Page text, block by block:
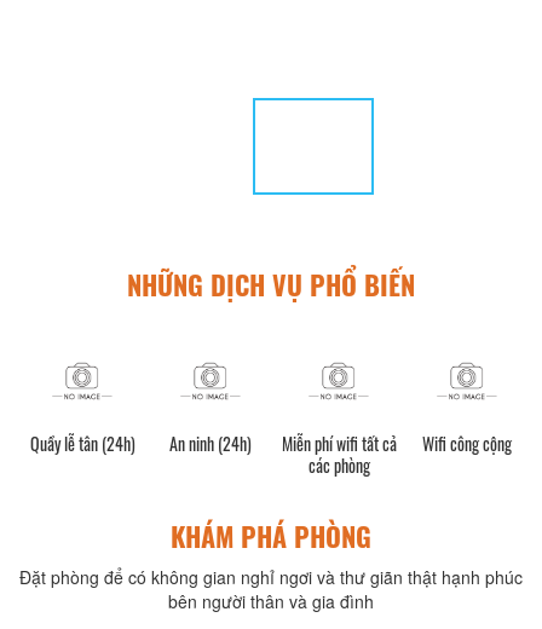
NHỮNG DỊCH VỤ PHỔ BIẾN
Quầy lễ tân (24h) An ninh (24h)
Miễn phí wifi tất cả
các phòng
Wifi công cộng
KHÁM PHÁ PHÒNG
Đặt phòng để có không gian nghỉ ngơi và thư giãn thật hạnh phúc
bên người thân và gia đình